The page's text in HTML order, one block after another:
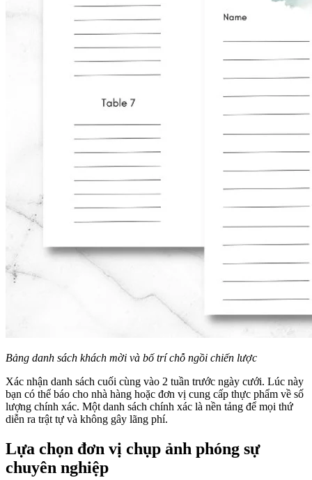
Bảng danh sách khách mời và bố trí chỗ ngồi chiến lược
Xác nhận danh sách cuối cùng vào 2 tuần trước ngày cưới. Lúc này
bạn có thể báo cho nhà hàng hoặc đơn vị cung cấp thực phẩm về số
lượng chính xác. Một danh sách chính xác là nền tảng để mọi thứ
diễn ra trật tự và không gây lãng phí.
Lựa chọn đơn vị chụp ảnh phóng sự
chuyên nghiệp